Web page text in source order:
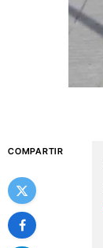
COMPARTIR